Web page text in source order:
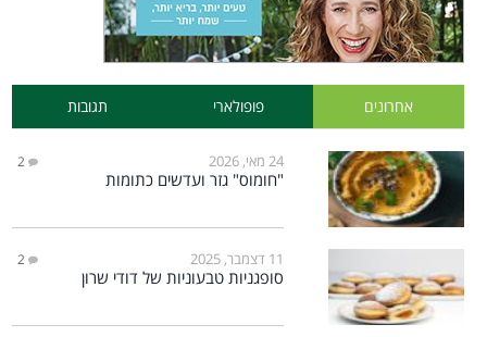
אחרונים פופולארי תגובות
24 מאי, 2026 2
"חומוס" גזר ועדשים כתומות
11 דצמבר, 2025 2
סופגניות טבעוניות של דודי שרון